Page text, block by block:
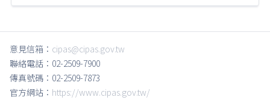
意見信箱： cipas@cipas.gov.tw
聯絡電話：02-2509-7900
傳真號碼：02-2509-7873
官方網站： https://www.cipas.gov.tw/